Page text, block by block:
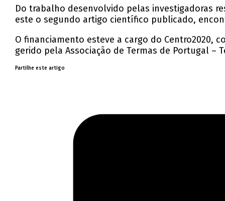
Do trabalho desenvolvido pelas investigadoras
este o segundo artigo científico publicado,
O financiamento esteve a cargo do Centro2020,
gerido pela Associação de Termas de Portugal –
Partilhe este artigo